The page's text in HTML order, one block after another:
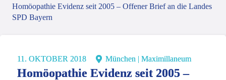
Homöopathie Evidenz seit 2005 – Offener Brief an die Landes
SPD Bayern
11. OKTOBER 2018 München | Maximillaneum
Homöopathie Evidenz seit 2005 –